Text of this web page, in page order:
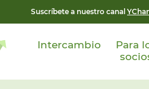
Suscríbete a nuestro canal
Intercambio
Para